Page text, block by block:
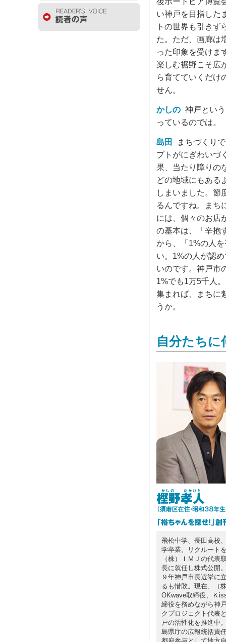
い神戸を目指した
トの世界も引きず
た。ただ、画廊は
った印象を受けま
楽しむ裾野こそ広
ら育てていくだけ
せん。
かしの 神戸とい
っているのでは。
島田
まちづくり
プトがにぎわいづ
果、当たり障りの
どの地域にもある
しまいました。節
るんですね。まち
には、個々のお店
の基本は、「辛抱
から、「1%の人
い。1%の人が認
いのです。神戸市
1%でも1万5千人
集まれば、まちに
うか。
自分たち
飛松中学、長田高校
学卒業。リクルート
（株）ＩＭＪの代表
長に就任し株式公開
９年神戸市長選挙に
るも惜敗。現在、（
OKwave取締役、Ｋ
締役を務めながら神
クプロジェクト代表
戸の活性化を推進中
島県庁の広報統括責